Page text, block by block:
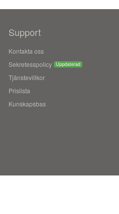
Support
Kontakta oss
Sekretesspolicy
Uppdaterad
Tjänstevillkor
Prislista
Kunskapsbas